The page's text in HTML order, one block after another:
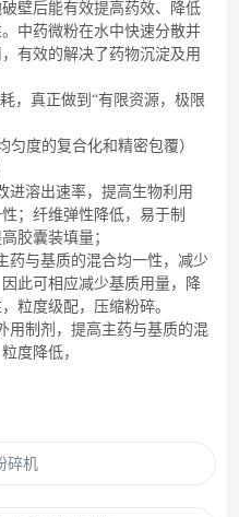
壁后能有效提高药效、降低
中药微粉在水中快速分散并
有效的解决了药物沉淀及用
，真正做到“有限资源，极限
度的复合化和精密包覆）
进溶出速率，提高生物利用
；纤维弹性降低，易于制
胶囊装填量；
药与基质的混合均一性，减少
此可相应减少基质用量，降
粒度级配，压缩粉碎。
用制剂，提高主药与基质的混
度降低，
碎机